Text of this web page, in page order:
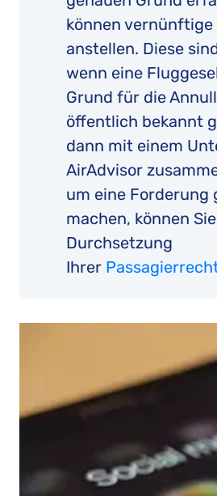
können
anstellen. Diese
wenn eine
Grund für die
öffentlich bekannt
dann mit einem
AirAdvisor
um eine Forderung
machen, können
Durchsetzung
Ihrer